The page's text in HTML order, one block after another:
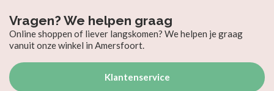
Vragen? We helpen graag
Online shoppen of liever langskomen? We helpen je graag
vanuit onze winkel in Amersfoort.
Klantenservice